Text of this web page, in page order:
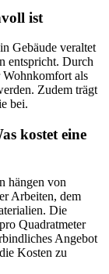
ist
Gebäude veraltet
entspricht. Durch
Wohnkomfort als
Zudem trägt
bei.
kostet eine
hängen von
Arbeiten, dem
Die
Quadratmeter
Angebot
Kosten zu